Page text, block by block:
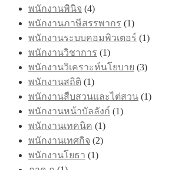
พนักงานพินิจ (4)
พนักงานภาษีสรรพากร (1)
พนักงานระบบคอมพิวเตอร์ (1)
พนักงานวิชาการ (1)
พนักงานวิเคราะห์นโยบาย (3)
พนักงานสถิติ (1)
พนักงานสืบสวนและไต่สวน (1)
พนักงานหน้าบัลลังก์ (1)
พนักงานเทคนิค (1)
พนักงานเทศกิจ (2)
พนักงานโยธา (1)